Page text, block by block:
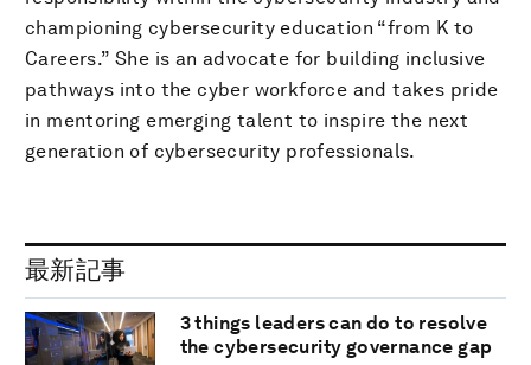
championing cybersecurity education “from K to
Careers.” She is an advocate for building inclusive
pathways into the cyber workforce and takes pride
in mentoring emerging talent to inspire the next
generation of cybersecurity professionals.
最新記事
3 things leaders can do to resolve
the cybersecurity governance gap